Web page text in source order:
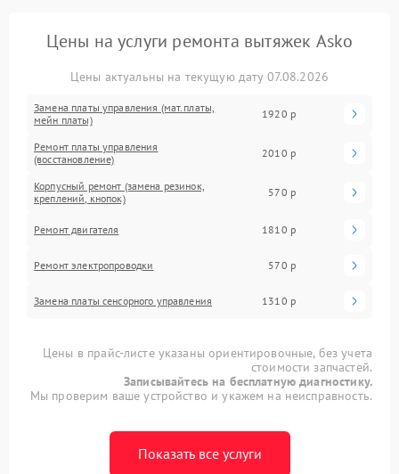
Цены на услуги ремонта вытяжек Asko
Цены актуальны на текущую дату 07.08.2026
Замена платы управления (мат.платы,
мейн платы)
1920 р
Ремонт платы управления
(восстановление)
2010 р
Корпусный ремонт (замена резинок,
креплений, кнопок)
570 р
Ремонт двигателя 1810 р
Ремонт электропроводки 570 р
Замена платы сенсорного управления 1310 р
Цены в прайс-листе указаны ориентировочные, без учета
стоимости запчастей.
Записывайтесь на бесплатную диагностику.
Мы проверим ваше устройство и укажем на неисправность.
Показать все услуги